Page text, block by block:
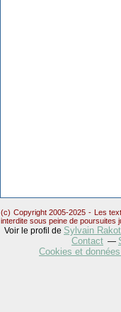
(c) Copyright 2005-2025 - Les
interdite sous peine de poursuites
Voir le profil de Sylvain
Contact
Cookies et